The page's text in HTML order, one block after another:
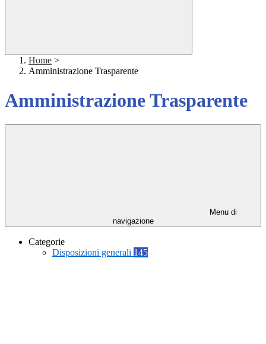
Home >
Amministrazione Trasparente
Amministrazione Trasparente
Menu di
navigazione
Categorie
Disposizioni generali 145